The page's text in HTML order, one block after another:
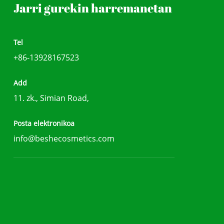
Jarri gurekin harremanetan
Tel
+86-13928167523
Add
11. zk., Simian Road,
Posta elektronikoa
info@beshecosmetics.com